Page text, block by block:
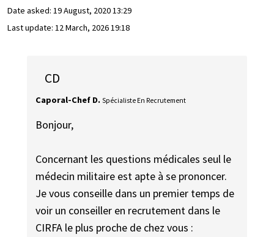
Date asked: 19 August, 2020 13:29
Last update: 12 March, 2026 19:18
CD
Caporal-Chef D. Spécialiste En Recrutement
Bonjour,
Concernant les questions médicales seul le
médecin militaire est apte à se prononcer.
Je vous conseille dans un premier temps de
voir un conseiller en recrutement dans le
CIRFA le plus proche de chez vous :